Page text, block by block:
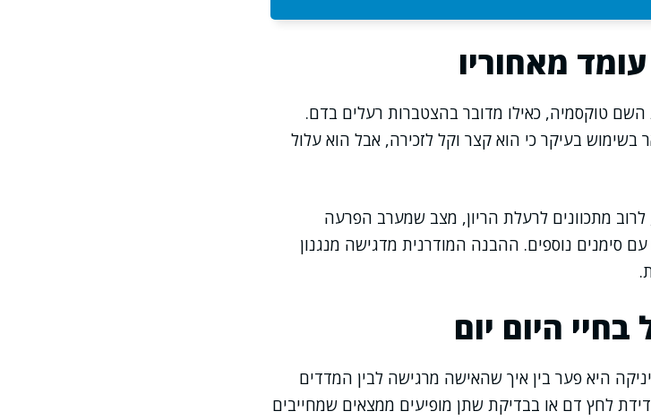
מאחוריו
טוקסמיה, כאילו מדובר בהצטברות רעלים בדם.
בעיקר כי הוא קצר וקל לזכירה, אבל הוא עלול
מתכוונים לרעלת הריון, מצב שמערב הפרעה
סימנים נוספים. ההבנה המודרנית מדגישה מנגנון
היום יום
היא פער בין איך שהאישה מרגישה לבין המדדים
לחץ דם או בבדיקת שתן מופיעים ממצאים שמחייבים